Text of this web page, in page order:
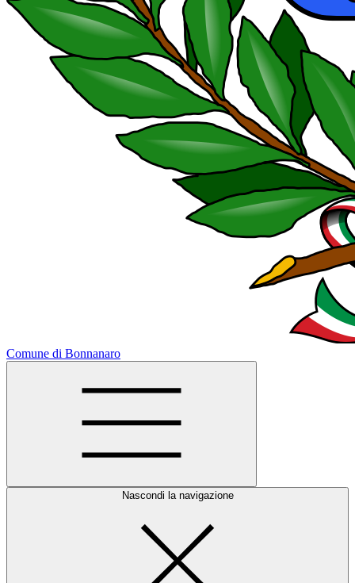
Comune di Bonnanaro
Nascondi la navigazione